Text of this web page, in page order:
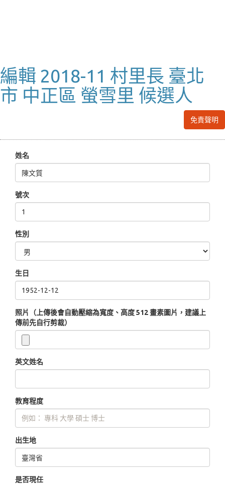
編輯 2018-11 村里長 臺北
市 中正區 螢雪里 候選人
免責聲明
姓名
號次
性別
生日
照片（上傳後會自動壓縮為寬度、高度 512 畫素圖片，建議上
傳前先自行剪裁）
英文姓名
教育程度
出生地
是否現任